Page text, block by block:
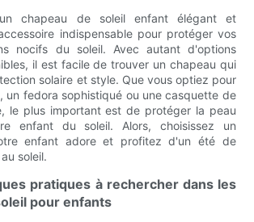
chapeau de soleil enfant élégant et
indispensable pour protéger vos
nocifs du soleil. Avec autant d'options
il est facile de trouver un chapeau qui
solaire et style. Que vous optiez pour
un fedora sophistiqué ou une casquette de
le plus important est de protéger la peau
enfant du soleil. Alors, choisissez un
enfant adore et profitez d'un été de
soleil.
pratiques à rechercher dans les
pour enfants